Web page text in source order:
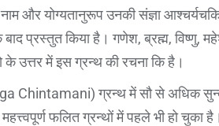
और योग्यतानुरूप उनकी संज्ञा
प्रस्तुत किया है। गणेश, ब्रह्म, विष्णु,
के उत्तर में इस ग्रन्थ की रचना कि है।
Chintamani) ग्रन्थ में सौ से अधिक
फलित ग्रन्थों में पहले भी हो चुका